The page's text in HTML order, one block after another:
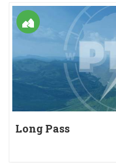
Long Pass